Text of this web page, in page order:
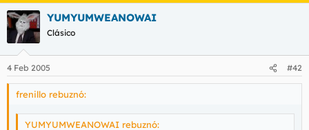
YUMYUMWEANOWAI
Clásico
4 Feb 2005 #42
frenillo rebuznó:
YUMYUMWEANOWAI rebuznó: